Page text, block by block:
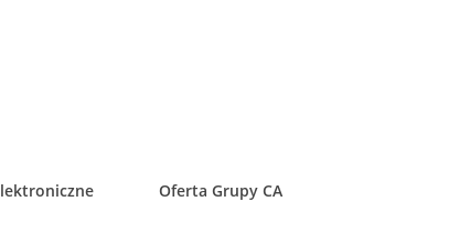
Oferta Grupy CA